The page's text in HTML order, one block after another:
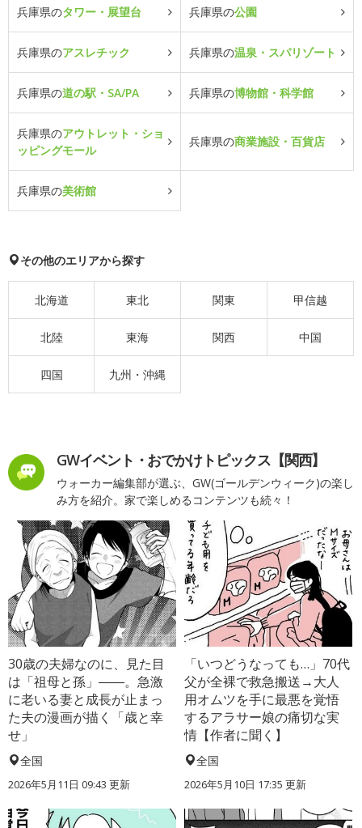
兵庫県のタワー・展望台 兵庫県の公園
兵庫県のアスレチック 兵庫県の温泉・スパリゾート
兵庫県の道の駅・SA/PA 兵庫県の博物館・科学館
兵庫県のアウトレット・ショ
ッピングモール
兵庫県の商業施設・百貨店
兵庫県の美術館
その他のエリアから探す
北海道 東北 関東 甲信越
北陸 東海 関西 中国
四国 九州・沖縄
GWイベント・おでかけトピックス【関西】
ウォーカー編集部が選ぶ、GW(ゴールデンウィーク)の楽し
み方を紹介。家で楽しめるコンテンツも続々！
30歳の夫婦なのに、見た目
は「祖母と孫」――。急激
に老いる妻と成長が止まっ
た夫の漫画が描く「歳と幸
せ」
全国
2026年5月11日 09:43 更新
「いつどうなっても…」70代
父が全裸で救急搬送→大人
用オムツを手に最悪を覚悟
するアラサー娘の痛切な実
情【作者に聞く】
全国
2026年5月10日 17:35 更新